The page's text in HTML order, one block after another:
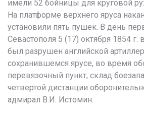
имели 52 бойницы для круговой
На платформе верхнего яруса
установили пять пушек. В день
Севастополя 5 (17) октября 1854 г.
был разрушен английской
сохранившемся ярусе, во время
перевязочный пункт, склад
четвертой дистанции
адмирал В.И. Истомин.